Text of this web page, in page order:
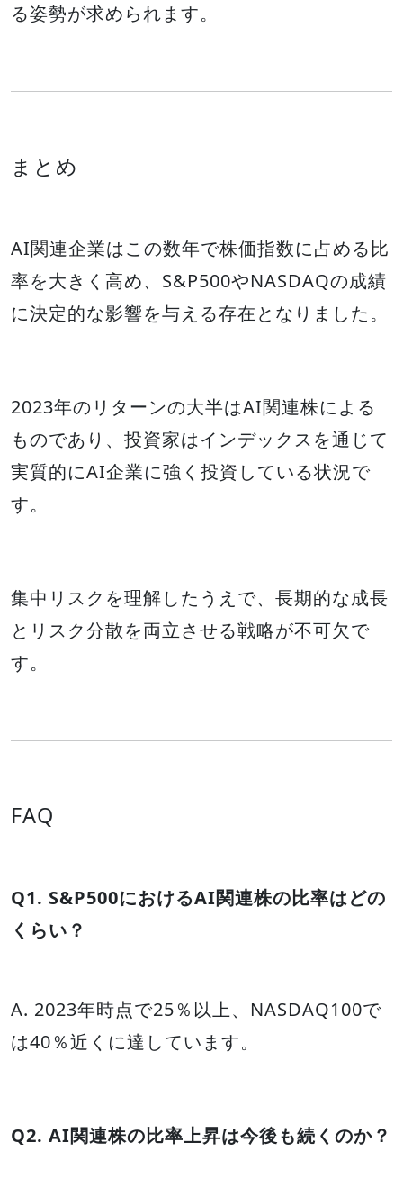
る姿勢が求められます。
まとめ
AI関連企業はこの数年で株価指数に占める比
率を大きく高め、S&P500やNASDAQの成績
に決定的な影響を与える存在となりました。
2023年のリターンの大半はAI関連株による
ものであり、投資家はインデックスを通じて
実質的にAI企業に強く投資している状況で
す。
集中リスクを理解したうえで、長期的な成長
とリスク分散を両立させる戦略が不可欠で
す。
FAQ
Q1. S&P500におけるAI関連株の比率はどの
くらい？
A. 2023年時点で25％以上、NASDAQ100で
は40％近くに達しています。
Q2. AI関連株の比率上昇は今後も続くのか？